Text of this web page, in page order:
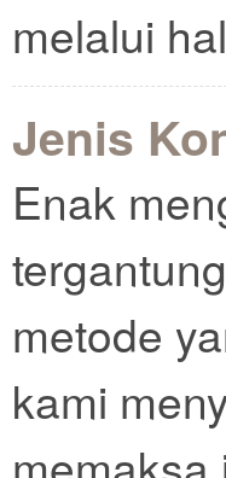
melalui
Jenis
Enak
metode
kami